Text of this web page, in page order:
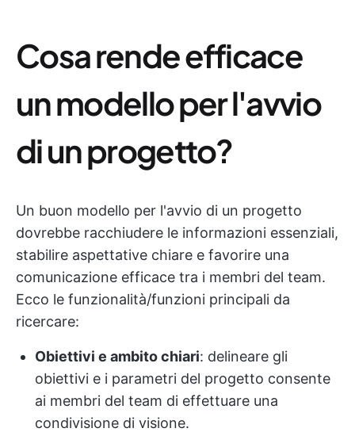
Cosa rende efficace
un modello per l'avvio
di un progetto?
Un buon modello per l'avvio di un progetto
dovrebbe racchiudere le informazioni essenziali,
stabilire aspettative chiare e favorire una
comunicazione efficace tra i membri del team.
Ecco le funzionalità/funzioni principali da
ricercare:
Obiettivi e ambito chiari: delineare gli
obiettivi e i parametri del progetto consente
ai membri del team di effettuare una
condivisione di visione.